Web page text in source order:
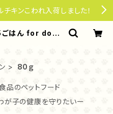
チキンこわれ入荷しました！
はん for dogs
80ｇ
品のペットフード
が子の健康を守りたいー